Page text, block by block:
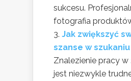
sukcesu.
fotografia
Jak zwiększyć
szanse w
Znalezienie pracy w
jest niezwykle